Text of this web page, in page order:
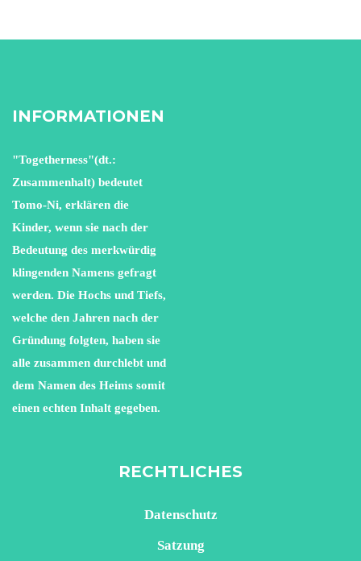
INFORMATIONEN
"Togetherness"(dt.:
Zusammenhalt) bedeutet
Tomo-Ni, erklären die
Kinder, wenn sie nach der
Bedeutung des merkwürdig
klingenden Namens gefragt
werden. Die Hochs und Tiefs,
welche den Jahren nach der
Gründung folgten, haben sie
alle zusammen durchlebt und
dem Namen des Heims somit
einen echten Inhalt gegeben.
RECHTLICHES
Datenschutz
Satzung